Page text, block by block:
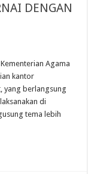
DENGAN
Agama
kantor
yang berlangsung
di
tema lebih